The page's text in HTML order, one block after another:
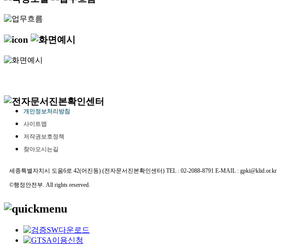
개인정보처리방침
사이트맵
저작권보호정책
찾아오시는길
세종특별자치시 도움6로 42(어진동) (전자문서진본확인센터) TEL : 02-2088-8791 E-MAIL : gpki@klid.or.kr
©행정안전부. All rights reserved.